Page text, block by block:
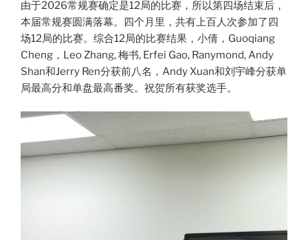
由于2026常规赛确定是12局的比赛，所以第四场结束后，
本届常规赛圆满落幕。四个月里，共有上百人次参加了四
场12局的比赛。综合12局的比赛结果，小倩，Guoqiang
Cheng，Leo Zhang, 梅书, Erfei Gao, Ranymond, Andy
Shan和Jerry Ren分获前八名，Andy Xuan和刘宇峰分获单
局最高分和单盘最高番奖。祝贺所有获奖选手。